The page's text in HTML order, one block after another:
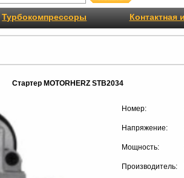
Турбокомпрессоры Контактная
Стартер MOTORHERZ STB2034
Номер:
Напряжение:
Мощность:
Производитель: